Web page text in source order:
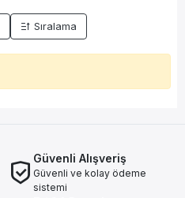
Sıralama
Güvenli Alışveriş
Güvenli ve kolay ödeme
sistemi